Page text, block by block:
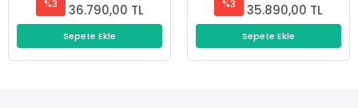
%3 36.790,00 TL
Sepete Ekle
%3 35.890,00 TL
Sepete Ekle